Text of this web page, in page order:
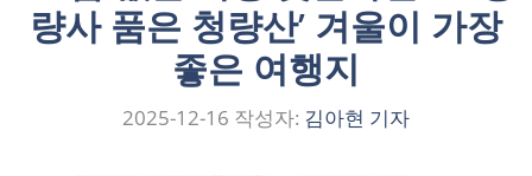
량사 품은 청량산’ 겨울이 가장
좋은 여행지
2025-12-16 작성자: 김아현 기자